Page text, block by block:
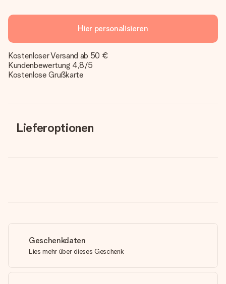
Hier personalisieren
Kostenloser Versand ab 50 €
Kundenbewertung 4,8/5
Kostenlose Grußkarte
Lieferoptionen
Geschenkdaten
Lies mehr über dieses Geschenk